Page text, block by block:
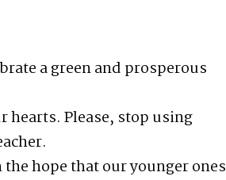
a green and prosperous
Please, stop using
hope that our younger ones